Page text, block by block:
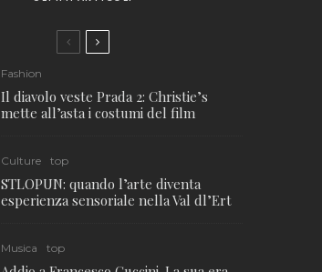
Fashion
Il diavolo veste Prada 2: Christie’s
mette all’asta i costumi del film
Culture top
STLOPUN: quando l’arte diventa
esperienza sensoriale nella Val dl’Ert
Musica top